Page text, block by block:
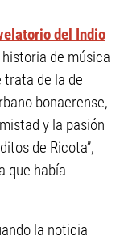
del Indio
de música
trata de la de
bonaerense,
y la pasión
de Ricota”,
que había
la noticia